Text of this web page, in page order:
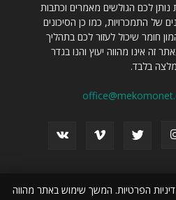
לכם הגולשים מאמרים וכתבות
של התמכרויות, כמו כן הסיכונים
חומר שיכול לעזור לכם בתהליך
זה אינו מהווה יעוץ והנו בגדר
בלבד.
הפרטיות. המשך שימוש באתר מהווה